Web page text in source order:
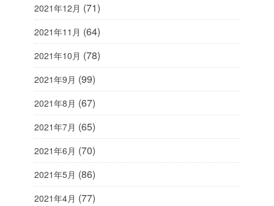
2021年12月 (71)
2021年11月 (64)
2021年10月 (78)
2021年9月 (99)
2021年8月 (67)
2021年7月 (65)
2021年6月 (70)
2021年5月 (86)
2021年4月 (77)